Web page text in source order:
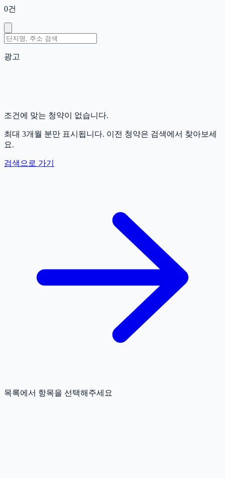
0건
광고
조건에 맞는 청약이 없습니다.
최대 3개월 분만 표시됩니다. 이전 청약은 검색에서 찾아보세
요.
검색으로 가기
목록에서 항목을 선택해주세요